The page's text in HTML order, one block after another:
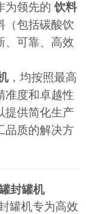
为领先的 饮料
（包括碳酸饮
、可靠、高效
，均按照最高
准度和卓越性
提供简化生产
品质的解决方
封罐机
罐机专为高效